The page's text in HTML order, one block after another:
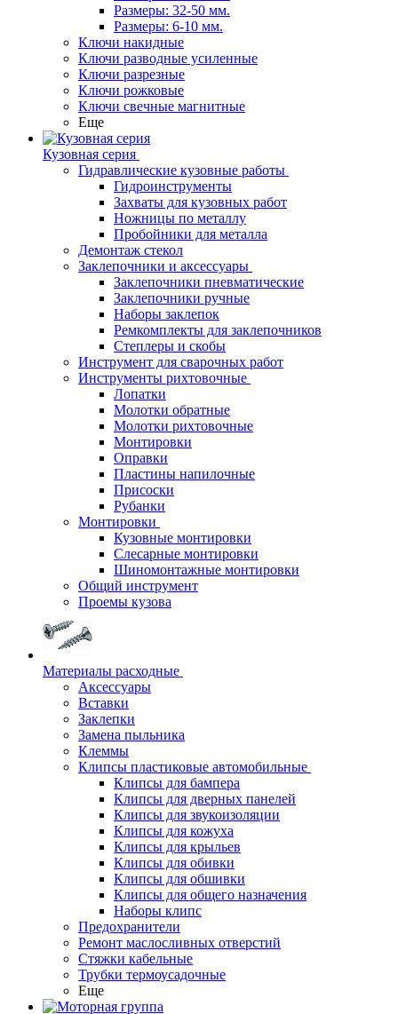
Размеры: 32-50 мм.
Размеры: 6-10 мм.
Ключи накидные
Ключи разводные усиленные
Ключи разрезные
Ключи рожковые
Ключи свечные магнитные
Еще
Кузовная серия
Гидравлические кузовные работы
Гидроинструменты
Захваты для кузовных работ
Ножницы по металлу
Пробойники для металла
Демонтаж стекол
Заклепочники и аксессуары
Заклепочники пневматические
Заклепочники ручные
Наборы заклепок
Ремкомплекты для заклепочников
Степлеры и скобы
Инструмент для сварочных работ
Инструменты рихтовочные
Лопатки
Молотки обратные
Молотки рихтовочные
Монтировки
Оправки
Пластины напилочные
Присоски
Рубанки
Монтировки
Кузовные монтировки
Слесарные монтировки
Шиномонтажные монтировки
Общий инструмент
Проемы кузова
Материалы расходные
Аксессуары
Вставки
Заклепки
Замена пыльника
Клеммы
Клипсы пластиковые автомобильные
Клипсы для бампера
Клипсы для дверных панелей
Клипсы для звукоизоляции
Клипсы для кожуха
Клипсы для крыльев
Клипсы для обивки
Клипсы для обшивки
Клипсы для общего назначения
Наборы клипс
Предохранители
Ремонт маслосливных отверстий
Стяжки кабельные
Трубки термоусадочные
Еще